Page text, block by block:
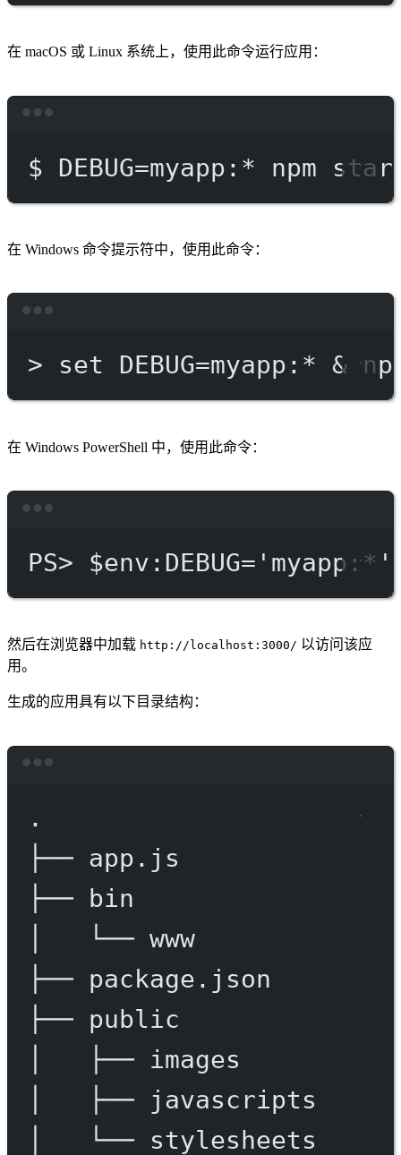
在 macOS 或 Linux 系统上，使用此命令运行应用：
$ DEBUG=myapp: * npm
在 Windows 命令提示符中，使用此命令：
> set DEBUG=myapp:* &
在 Windows PowerShell 中，使用此命令：
PS> $env :DEBUG='myapp:*'
然后在浏览器中加载 http://localhost:3000/ 以访问该应
用。
生成的应用具有以下目录结构：
.
├── app.js
├──
bin
└── www
├──
package.json
├──
public
├──
images
├──
javascripts
└──
stylesheets